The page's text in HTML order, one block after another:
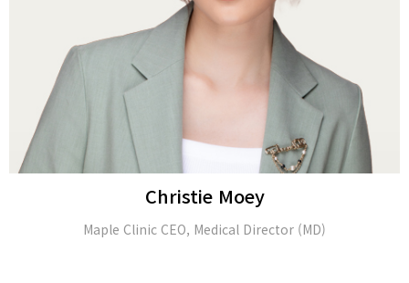
Alina Tomasheva
Dermatologist